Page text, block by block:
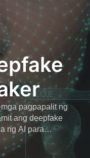
pagpapalit ng
ang deepfake
ng AI para
ang lahat, na
quality resulta